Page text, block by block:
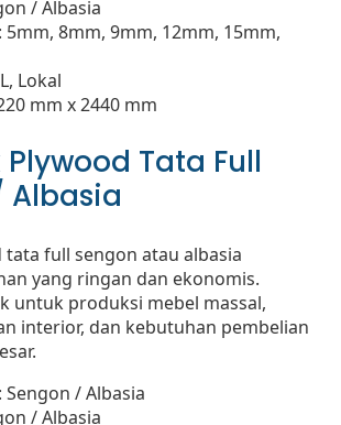
/ Albasia
5mm, 8mm, 9mm, 12mm, 15mm,
Lokal
mm x 2440 mm
Tata Full
Albasia
full sengon atau albasia
yang ringan dan ekonomis.
untuk produksi mebel massal,
interior, dan kebutuhan pembelian
Sengon / Albasia
/ Albasia